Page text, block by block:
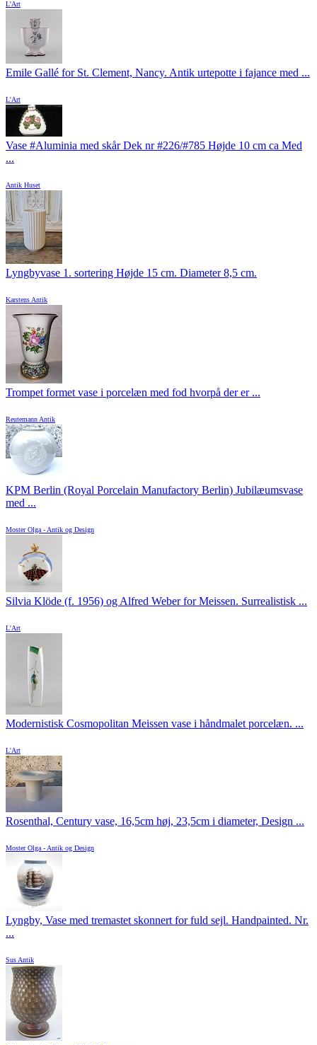
L'Art
Emile Gallé for St. Clement, Nancy. Antik urtepotte i fajance med ...
L'Art
Vase #Aluminia med skår Dek nr #226/#785 Højde 10 cm ca Med
...
Antik Huset
Lyngbyvase 1. sortering Højde 15 cm. Diameter 8,5 cm.
Karstens Antik
Trompet formet vase i porcelæn med fod hvorpå der er ...
Reutemann Antik
KPM Berlin (Royal Porcelain Manufactory Berlin) Jubilæumsvase
med ...
Moster Olga - Antik og Design
Silvia Klöde (f. 1956) og Alfred Weber for Meissen. Surrealistisk ...
L'Art
Modernistisk Cosmopolitan Meissen vase i håndmalet porcelæn. ...
L'Art
Rosenthal, Century vase, 16,5cm høj, 23,5cm i diameter, Design ...
Moster Olga - Antik og Design
Lyngby, Vase med tremastet skonnert for fuld sejl. Handpainted. Nr.
...
Sus Antik